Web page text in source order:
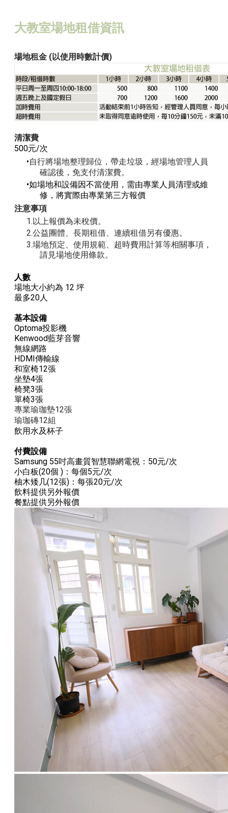
大教室場地租借資訊
場地租金 (以使用時數計價)
清潔費
500元/次
自行將場地整理歸位，帶走垃圾，經場地管理人員
確認後，免支付清潔費。
如場地和設備因不當使用，需由專業人員清理或維
修，將實際由專業第三方報價
注意事項
以上報價為未稅價。
公益團體、長期租借、連續租借另有優惠。
場地預定、使用規範、超時費用計算等相關事項，
請見場地使用條款。
​人數
場地大小約為 12 坪
最多20人
基本設備
Optoma投影機
Kenwood藍芽音響
無線網路
HDMI傳輸線
和室椅12張
坐墊4張
椅凳3張
單椅3張
專業瑜珈墊12張
​瑜珈磚12組
飲用水及杯子
付費設備
Samsung 55吋高畫質智慧聯網電視：50元/次
小白板(20個 )：每個5元/次
柚木矮几(12張)：每張20元/次
飲料提供另外報價
餐點提供另外報價